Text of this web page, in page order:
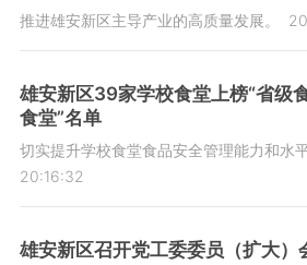
推进雄安新区主导产业的高质量发展。
雄安新区39家学校食堂上榜“省级
食堂”名单
切实提升学校食堂食品安全管理能力和水平
20:16:32
雄安新区召开党工委委员（扩大）